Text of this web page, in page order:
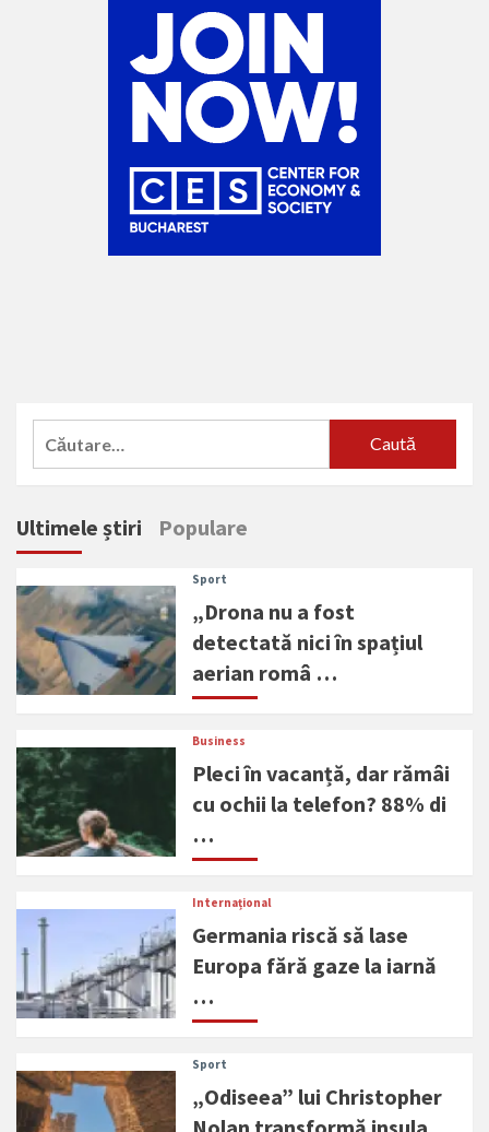
Ultimele știri Populare
Sport
„Drona nu a fost
detectată nici în spațiul
aerian româ …
Business
Pleci în vacanță, dar rămâi
cu ochii la telefon? 88% di
…
Internațional
Germania riscă să lase
Europa fără gaze la iarnă
…
Sport
„Odiseea” lui Christopher